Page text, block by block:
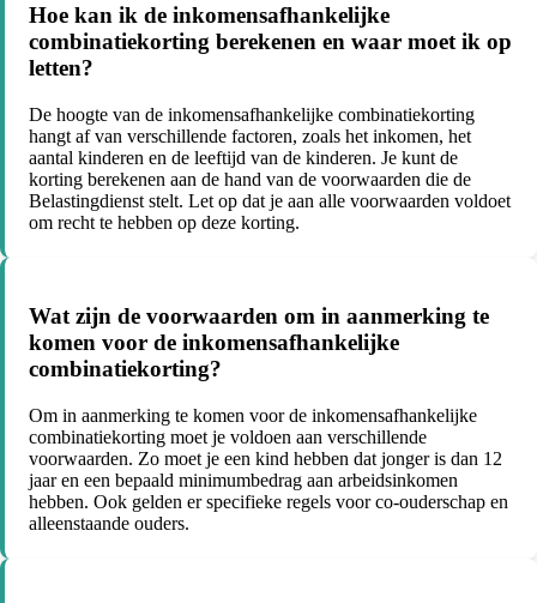
Hoe kan ik de inkomensafhankelijke
combinatiekorting berekenen en waar moet ik op
letten?
De hoogte van de inkomensafhankelijke combinatiekorting
hangt af van verschillende factoren, zoals het inkomen, het
aantal kinderen en de leeftijd van de kinderen. Je kunt de
korting berekenen aan de hand van de voorwaarden die de
Belastingdienst stelt. Let op dat je aan alle voorwaarden voldoet
om recht te hebben op deze korting.
Wat zijn de voorwaarden om in aanmerking te
komen voor de inkomensafhankelijke
combinatiekorting?
Om in aanmerking te komen voor de inkomensafhankelijke
combinatiekorting moet je voldoen aan verschillende
voorwaarden. Zo moet je een kind hebben dat jonger is dan 12
jaar en een bepaald minimumbedrag aan arbeidsinkomen
hebben. Ook gelden er specifieke regels voor co-ouderschap en
alleenstaande ouders.